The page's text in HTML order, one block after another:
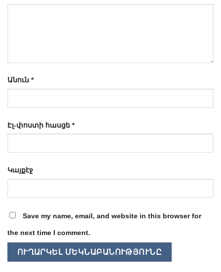
Անուն *
Էլ-փոստի հասցե *
Կայքէջ
Save my name, email, and website in this browser for
the next time I comment.